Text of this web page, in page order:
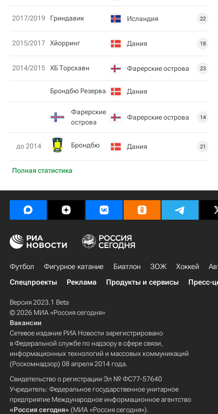
Полная статистика
2017/2019 Гриндавик Исландия 22
2015/2017 Хйорринг Дания 18
2014/2015 ХБ Торсхавн Фарерские острова 23
Брондбю Резерва Дания
Фарерские
острова
Фарерские острова 14
до 2014 Брондбю Дания 21
Футбол Фигурное катание Биатлон ЗОЖ Хоккей
Спецпроекты
Реклама Продукты и сервисы Пресс-
Версия 2023.1 Beta
© 2026 МИА «Россия сегодня»
Вакансии
Сетевое издание РИА Новости зарегистрировано
в Федеральной службе по надзору в сфере связи,
информационных технологий и массовых коммуникаций
(Роскомнадзор) 08 апреля 2014 года.
Свидетельство о регистрации Эл № ФС77-57640
Учредитель: Федеральное государственное унитарное
предприятие Международное информационное агентство
«Россия сегодня» (МИА «Россия сегодня»).